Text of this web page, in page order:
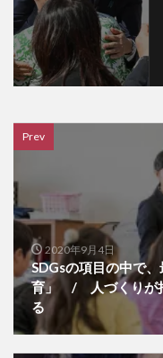
Prev
2020年9月4日
SDGsの項目の中で
育」 / 人づくりが
る